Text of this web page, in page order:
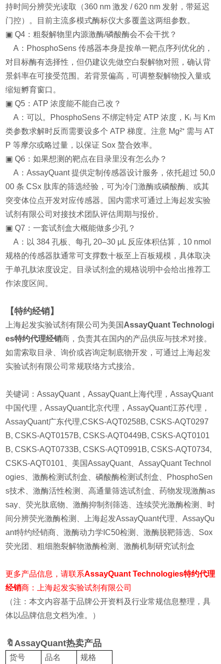
持时间分辨荧光读取（360 nm 激发 / 620 nm 发射，带延迟
门控）。目前主流多模式酶标仪大多覆盖这两组参数。
▣ Q4：粗裂解物里内源激酶/磷酸酶会不会干扰？
A：PhosphoSens 传感器本身是按单一靶点序列优化的，
对目标酶有选择性，但仍建议先做空白裂解物对照，确认背
景斜率在可接受范围。若背景偏高，可调整裂解物投入量或
缩短孵育窗口。
▣ Q5：ATP 浓度能不能自己改？
A：可以。PhosphoSens 不绑定特定 ATP 浓度，Kᵢ 与 Km
类参数求解时反而需要设多个 ATP 梯度。注意 Mg²⁺ 需与 AT
P 等摩尔或略过量，以保证 Sox 螯合效率。
▣ Q6：如果想测的靶点在目录里没有怎么办？
A：AssayQuant 提供定制传感器设计服务，依托超过 50,0
00 条 CSx 肽库的筛选经验，可为冷门激酶或磷酸酶、或其
突变体位点开发对应传感器。国内需求可通过上海起发实验
试剂有限公司对接技术团队评估周期与报价。
▣ Q7：一套试剂盒大概能做多少孔？
A：以 384 孔板、每孔 20–30 μL 反应体积估算，10 nmol
规格的传感器肽通常可支撑数十板至上百板规模，具体取决
于单孔肽浓度设定。目录试剂盒的规格说明中会给出推荐工
作浓度区间。
【特约经销】
上海起发实验试剂有限公司为美国 AssayQuant Technologi
es特约代理经销商，负责其在国内的产品供应与技术对接。
如需索取目录、询价或咨询定制底物开发，可通过上海起发
实验试剂有限公司常规联络方式接洽。
关键词：AssayQuant，AssayQuant上海代理，AssayQuant
中国代理，AssayQuant北京代理，AssayQuant江苏代理，
AssayQuant广东代理,CSKS-AQT0258B, CSKS-AQT0297
B, CSKS-AQT0157B, CSKS-AQT0449B, CSKS-AQT0101
B, CSKS-AQT0733B, CSKS-AQT0991B, CSKS-AQT0734,
CSKS-AQT0101 、美国AssayQuant、AssayQuant Technol
ogies、激酶检测试剂盒、磷酸酶检测试剂盒、PhosphoSen
s技术、激酶活性检测、高通量筛选试剂盒、药物发现激酶as
say、荧光肽底物、激酶抑制剂筛选、连续荧光激酶检测、时
间分辨荧光激酶检测、上海起发AssayQuant代理、AssayQu
ant特约经销商、激酶动力学IC50检测、激酶脱靶筛选、Sox
荧光团、粗细胞裂解物激酶检测、激酶机制研究试剂盒
更多产品信息，请联系AssayQuant Technologies特约代理
经销商：上海起发实验试剂有限公司
（注：本文内容基于品牌公开资料及行业常规信息整理，具
体以品牌信息文档为准。）
🔖AssayQuant热卖产品
货号 品名
规格